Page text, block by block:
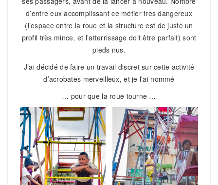
d’entre eux accomplissant ce métier très dangereux
(l’espace entre la roue et la structure est de juste un
profil très mince, et l’atterrissage doit être parfait) sont
pieds nus.
J’ai décidé de faire un travail discret sur cette activité
d’acrobates merveilleux, et je l’ai nommé
… pour que la roue tourne …